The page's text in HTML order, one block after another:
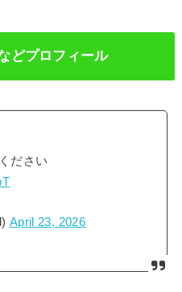
どプロフィール
ださい
April 23, 2026